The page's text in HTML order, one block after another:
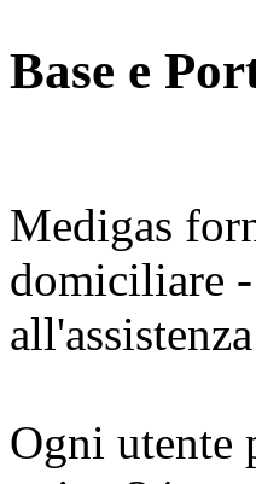
Base e
Medigas
domiciliare
Ogni utente